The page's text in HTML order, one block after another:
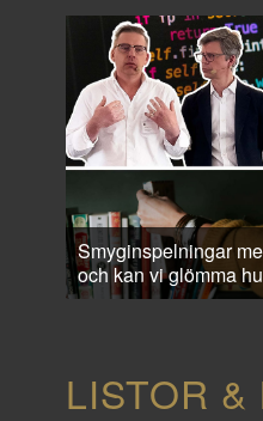
Smyginspelningar
och kan vi glömma
LISTOR &